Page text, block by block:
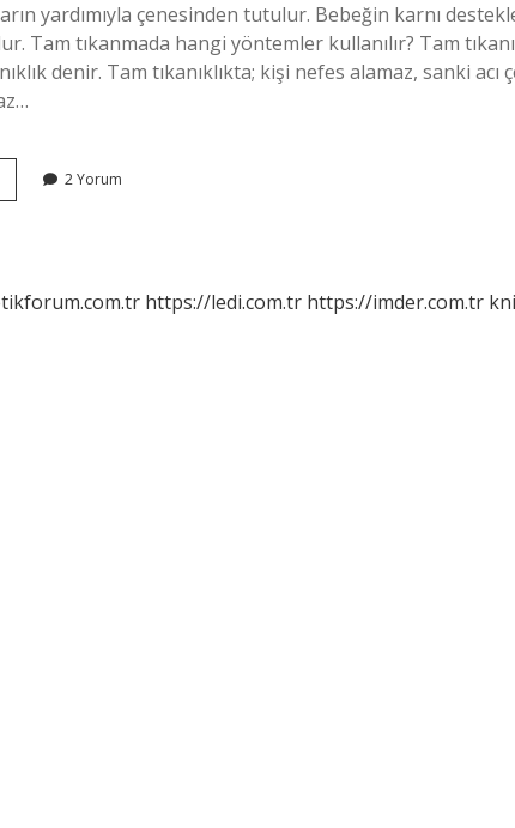
yardımıyla çenesinden tutulur. Bebeğin karnı
Tam tıkanmada hangi yöntemler kullanılır? Tam
denir. Tam tıkanıklıkta; kişi nefes alamaz, sanki
2 Yorum
https://ledi.com.tr https://imder.com.tr